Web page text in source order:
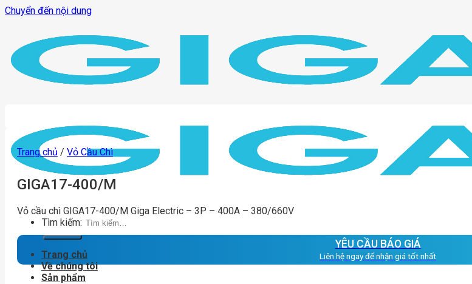
Chuyển đến nội dung
Tìm kiếm:
Trang chủ
Về chúng tôi
Sản phẩm
Trang chủ / Vỏ Cầu Chì
GIGA17-400/M
Vỏ cầu chì GIGA17-400/M Giga Electric – 3P – 400A – 380/660V
YÊU CẦU BÁO GIÁ
Liên hệ ngay để nhận giá tốt nhất